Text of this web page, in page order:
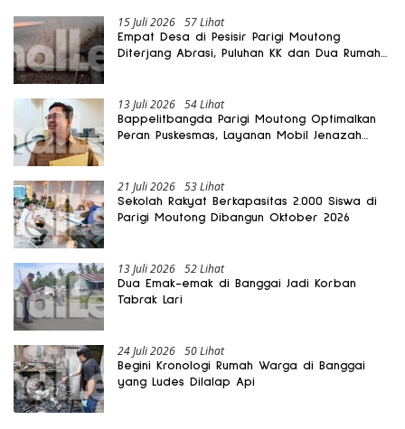
15 Juli 2026 57 Lihat
Empat Desa di Pesisir Parigi Moutong
Diterjang Abrasi, Puluhan KK dan Dua Rumah
13 Juli 2026 54 Lihat
Bappelitbangda Parigi Moutong Optimalkan
Peran Puskesmas, Layanan Mobil Jenazah
21 Juli 2026 53 Lihat
Sekolah Rakyat Berkapasitas 2.000 Siswa di
Parigi Moutong Dibangun Oktober 2026
13 Juli 2026 52 Lihat
Dua Emak-emak di Banggai Jadi Korban
Tabrak Lari
24 Juli 2026 50 Lihat
Begini Kronologi Rumah Warga di Banggai
yang Ludes Dilalap Api